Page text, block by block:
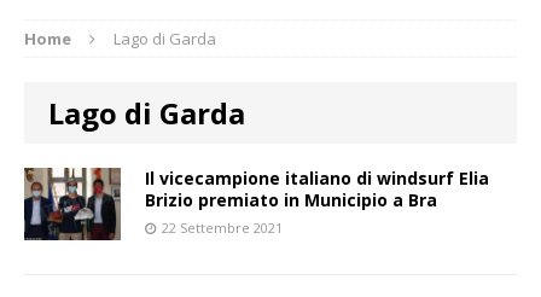
Home Lago di Garda
Lago di Garda
Il vicecampione italiano di windsurf Elia
Brizio premiato in Municipio a Bra
22 Settembre 2021